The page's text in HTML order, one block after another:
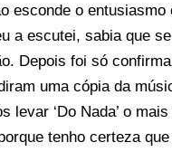
esconde o
a escutei, sabia que
Depois foi só
uma cópia da
levar ‘Do Nada’ o
tenho certeza